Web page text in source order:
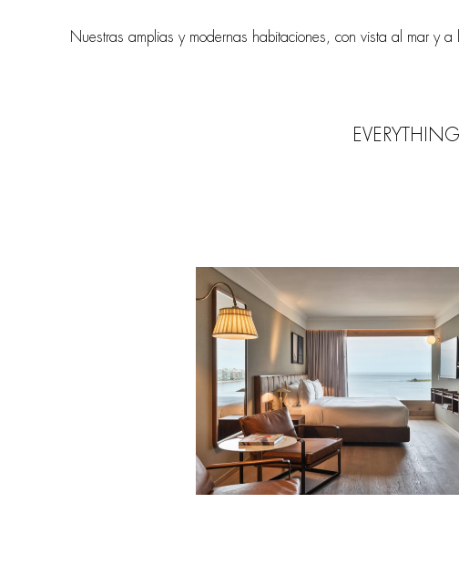
Nuestras amplias y modernas habitaciones, con vista al mar y
EVERYTHING